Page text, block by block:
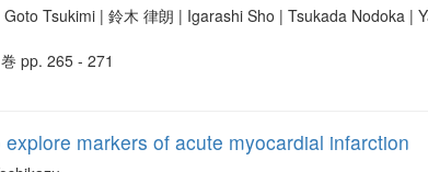
Tsukimi | 鈴木 律朗 | Igarashi Sho | Tsukada Nodoka |
pp. 265 - 271
markers of acute myocardial infarction